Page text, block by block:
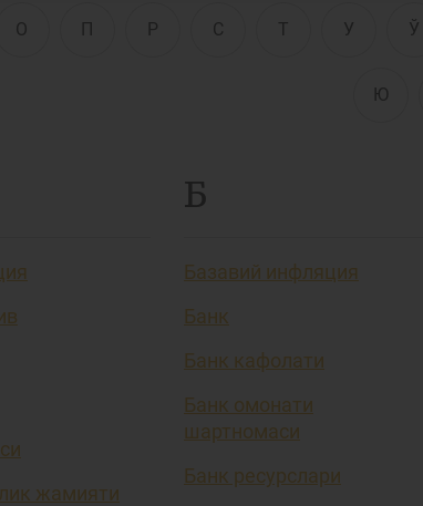
О П Р С Т У Ў
Ю
жамияти
Б
Базавий инфляция
Банк
Банк кафолати
Банк омонати
шартномаси
Банк ресурслари